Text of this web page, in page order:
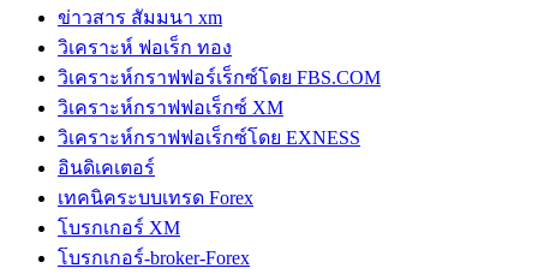
ข่าวสาร สัมมนา xm
วิเคราะห์ ฟอเร็ก ทอง
วิเคราะห์กราฟฟอร์เร็กซ์โดย FBS.COM
วิเคราะห์กราฟฟอเร็กซ์ XM
วิเคราะห์กราฟฟอเร็กซ์โดย EXNESS
อินดิเคเตอร์
เทคนิคระบบเทรด Forex
โบรกเกอร์ XM
โบรกเกอร์-broker-Forex